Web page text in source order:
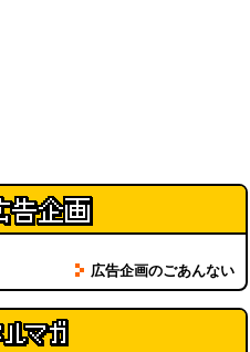
てました(読者投稿)
(べつやく れい) (08.04 16:00)
「モグラ駅」で有名な土合駅……
広告企画のごあんない